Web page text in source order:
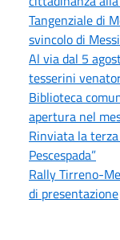
Tangenziale di
svincolo di
Al via dal 5
tesserini
Biblioteca
apertura nel
Rinviata la
Pescespada”
Rally Tirreno-
di presentazione